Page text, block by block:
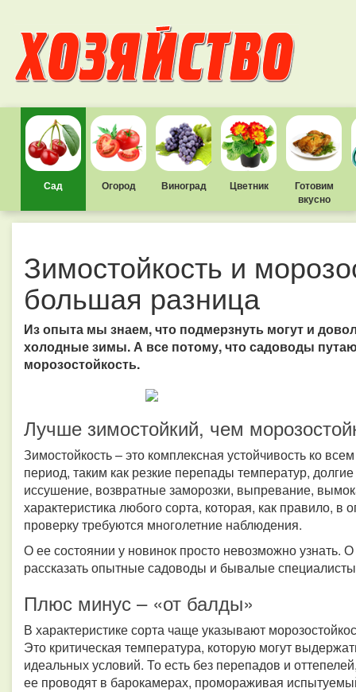
Сад Огород Виноград Цветник
Готовим
вкусно
Зимостойкость и
большая разница
Из опыта мы знаем, что подмерзнуть могут и
холодные зимы. А все потому, что садоводы
морозостойкость.
Лучше зимостойкий, чем
Зимостойкость – это комплексная устойчивость ко
период, таким как резкие перепады температур,
иссушение, возвратные заморозки, выпревание,
характеристика любого сорта, которая, как правило, в
проверку требуются многолетние наблюдения.
О ее состоянии у новинок просто невозможно узнать.
рассказать опытные садоводы и бывалые
Плюс минус – «от балды»
В характеристике сорта чаще указывают
Это критическая температура, которую могут
идеальных условий. То есть без перепадов и
ее проводят в барокамерах, промораживая